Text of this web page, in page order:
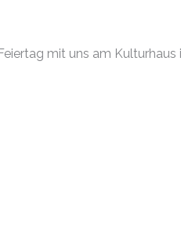
mit uns am Kulturhaus